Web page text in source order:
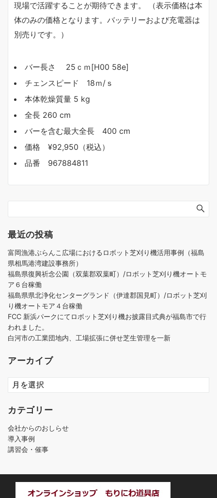
現場で活躍することが期待できます。 （表示価格は本
体のみの価格となります。バッテリーおよび充電器は
別売りです。）
バー長さ 25ｃｍ[H00 58e]
チェンスピード 18ｍ/ｓ
本体乾燥質量 5 kg
全長 260 cm
バーを含む最大全長 400 cm
価格 ¥92,950（税込）
品番 967884811
最近の投稿
富岡漁港ぶらんこ広場におけるロボット芝刈り機活用事例（福島
県相馬港湾建設事務所）
福島県復興祈念公園（双葉郡双葉町）/ロボット芝刈り機オートモ
ア６台稼働
福島県県北浄化センターグランド（伊達郡国見町）/ロボット芝刈
り機オートモア４台稼働
FCC 新浜パークにてロボット芝刈り機お披露目式典が福島市で行
われました。
白河市の工業団地内、工場拡張に併せ芝生管理を一新
アーカイブ
ア
ー
イ
カテゴリー
会社からのおしらせ
導入事例
講習会・催事